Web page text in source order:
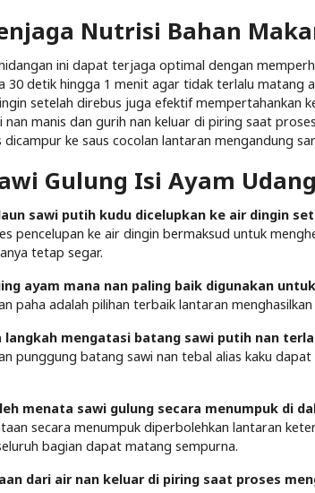
Nutrisi Bahan
ini dapat terjaga optimal dengan
30 detik hingga 1 menit agar tidak terlalu matang
setelah direbus juga efektif mempertahankan
nan manis dan gurih nan keluar di piring saat
dicampur ke saus cocolan lantaran mengandung
Gulung Isi Ayam Udang
sawi putih kudu dicelupkan ke air dingin
pencelupan ke air dingin bermaksud untuk
tetap segar.
ayam mana nan paling baik digunakan
paha adalah pilihan terbaik lantaran
langkah mengatasi batang sawi putih nan
punggung batang sawi nan tebal alias kaku
menata sawi gulung secara menumpuk di
secara menumpuk diperbolehkan lantaran
bagian dapat matang sempurna.
dari air nan keluar di piring saat proses